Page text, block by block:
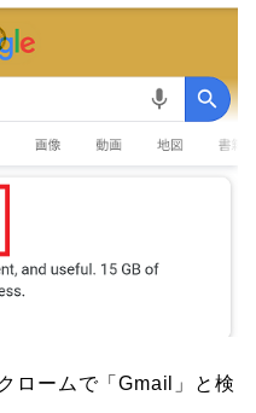
ロームで「Gmail」と検